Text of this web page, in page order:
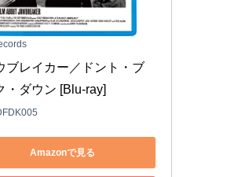
ブレイカー／ドント・ブ
・ダウン [Blu-ray]
Amazonで見る